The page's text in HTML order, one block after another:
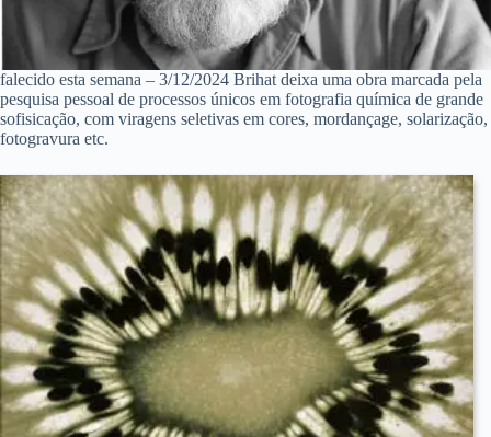
falecido esta semana – 3/12/2024 Brihat deixa uma obra marcada pela
pesquisa pessoal de processos únicos em fotografia química de grande
sofisicação, com viragens seletivas em cores, mordançage, solarização,
fotogravura etc.